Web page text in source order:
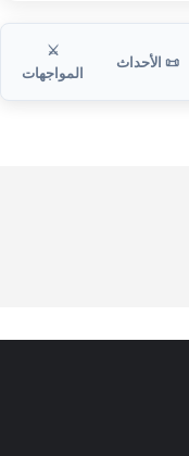
📜 الأحداث
⚔️
المواجهات